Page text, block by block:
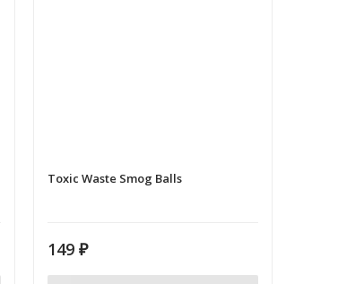
Toxic Waste Smog Balls
149₽